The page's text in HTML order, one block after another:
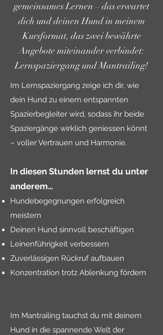
gemeinsames Lernen – das erwartet
dich und deinen Hund in meinem
Kursformat, das zwei bewährte
Angebote miteinander verbindet:
Lernspaziergang und Mantrailing!
Im Lernspaziergang zeige ich dir, wie
dein Hund zu einem entspannten
Spazierbegleiter wird, sodass ihr beide
Spaziergänge wirklich geniessen könnt
– voller Vertrauen und Harmonie.
In diesen Stunden lernst du unter
anderem…
Hundebegegnungen erfolgreich
meistern
Deinen Hund sinnvoll beschäftigen
Leinenführigkeit verbessern
Zuverlässigen Rückruf aufbauen
Konzentration trotz Ablenkung fördern
Im Mantrailing tauchst du mit deinem
Hund in die spannende Welt der